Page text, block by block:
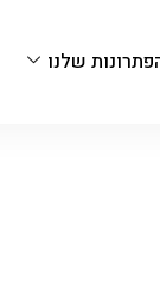
שלנו